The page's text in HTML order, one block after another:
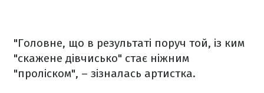
"Головне, що в результаті поруч той, із ким
"скажене дівчисько" стає ніжним
"проліском", – зізналась артистка.